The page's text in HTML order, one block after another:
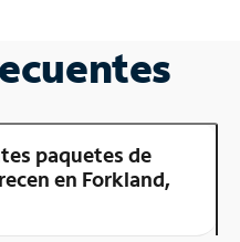
paquetes de
en Forkland,